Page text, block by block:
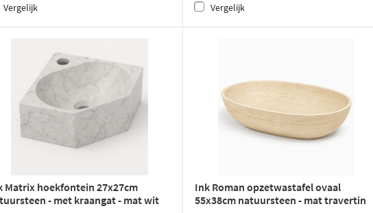
Vergelijk Vergelijk
Matrix hoekfontein 27x27cm
- met kraangat - mat wit
Ink Roman opzetwastafel ovaal
55x38cm natuursteen - mat travertin